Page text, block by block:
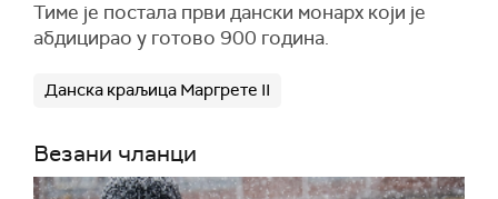
Тиме је постала први дански монарх који је
абдицирао у готово 900 година.
Данска краљица Маргрете II
Везани чланци